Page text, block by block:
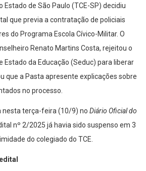
Estado de São Paulo (TCE-SP) decidiu
que previa a contratação de policiais
do Programa Escola Cívico-Militar. O
Renato Martins Costa, rejeitou o
Estado da Educação (Seduc) para liberar
que a Pasta apresente explicações sobre
no processo.
nesta terça-feira (10/9) no Diário Oficial do
nº 2/2025 já havia sido suspenso em 3
do colegiado do TCE.